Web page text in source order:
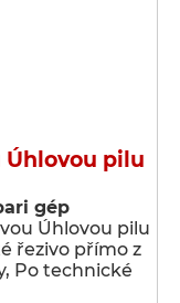
Úhlovou pilu
gép
Úhlovou pilu
řezivo přímo z
Po technické